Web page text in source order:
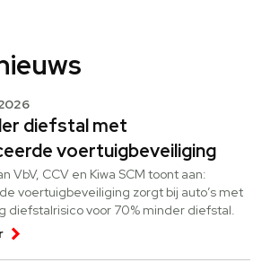
diefstal met
voertuigbeveiliging
VbV, CCV en Kiwa SCM toont aan:
voertuigbeveiliging zorgt bij auto’s met
diefstalrisico voor 70% minder diefstal.